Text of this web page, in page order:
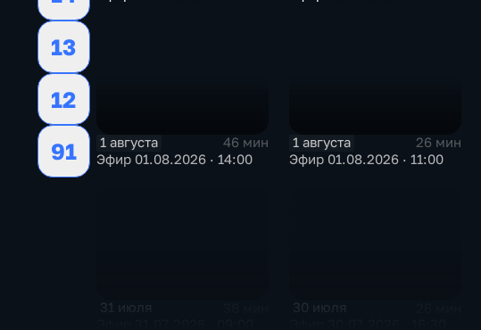
13
12
91
1 августа
46 мин
Эфир 01.08.2026 · 14:00
1 августа
26 мин
Эфир 01.08.2026 · 11:00
31 июля 30 июля